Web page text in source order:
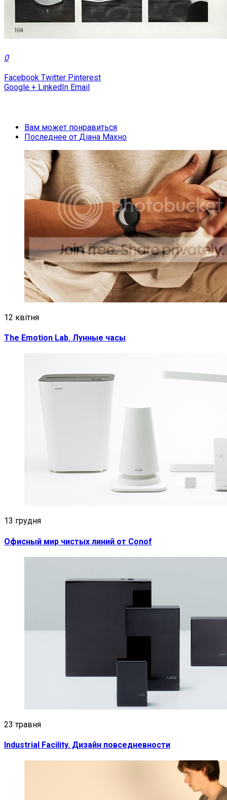
0
Facebook Twitter Pinterest
Google + LinkedIn Email
Вам может понравиться
Последнее от Діана Махно
12 квітня
The Emotion Lab. Лунные часы
13 грудня
Офисный мир чистых линий от Conof
23 травня
Industrial Facility. Дизайн повседневности